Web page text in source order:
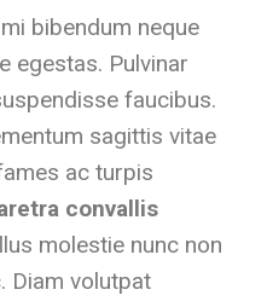
bibendum neque
egestas. Pulvinar
faucibus.
sagittis vitae
ac turpis
convallis
molestie nunc non
Diam volutpat